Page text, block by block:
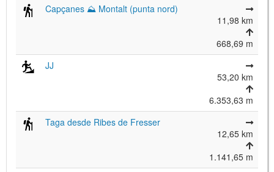
Capçanes ⛰ Montalt (punta nord)
11,98 km
668,69 m
JJ
53,20 km
6.353,63 m
Taga desde Ribes de Fresser
12,65 km
1.141,65 m